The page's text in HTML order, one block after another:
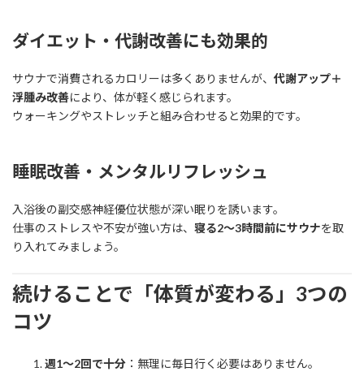
ダイエット・代謝改善にも効果的
サウナで消費されるカロリーは多くありませんが、 代謝アップ＋
浮腫み改善により、体が軽く感じられます。
ウォーキングやストレッチと組み合わせると効果的です。
睡眠改善・メンタルリフレッシュ
入浴後の副交感神経優位状態が深い眠りを誘います。
仕事のストレスや不安が強い方は、 寝る2〜3時間前にサウナを取
り入れてみましょう。
続けることで「体質が変わる」3つの
コツ
週1〜2回で十分 ：無理に毎日行く必要はありません。